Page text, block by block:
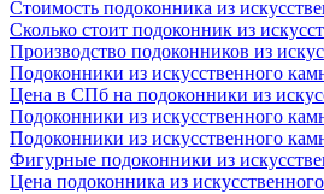
Стоимость подоконника из
Сколько стоит подоконник из
Производство подоконников из
Подоконники из искусственного
Цена в СПб на подоконники из
Подоконники из искусственного
Подоконники из искусственного
Фигурные подоконники из
Цена подоконника из